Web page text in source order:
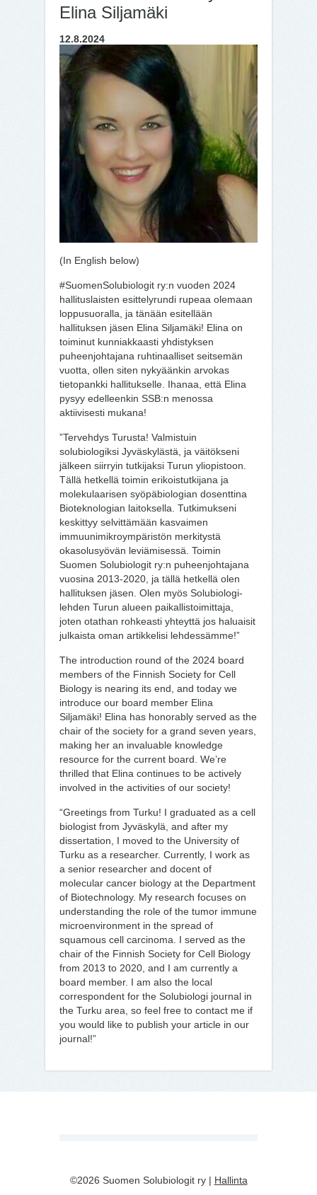
Elina Siljamäki
12.8.2024
(In English below)
#SuomenSolubiologit ry:n vuoden 2024
hallituslaisten esittelyrundi rupeaa olemaan
loppusuoralla, ja tänään esitellään
hallituksen jäsen Elina Siljamäki! Elina on
toiminut kunniakkaasti yhdistyksen
puheenjohtajana ruhtinaalliset seitsemän
vuotta, ollen siten nykyäänkin arvokas
tietopankki hallitukselle. Ihanaa, että Elina
pysyy edelleenkin SSB:n menossa
aktiivisesti mukana!
”Tervehdys Turusta! Valmistuin
solubiologiksi Jyväskylästä, ja väitökseni
jälkeen siirryin tutkijaksi Turun yliopistoon.
Tällä hetkellä toimin erikoistutkijana ja
molekulaarisen syöpäbiologian dosenttina
Bioteknologian laitoksella. Tutkimukseni
keskittyy selvittämään kasvaimen
immuunimikroympäristön merkitystä
okasolusyövän leviämisessä. Toimin
Suomen Solubiologit ry:n puheenjohtajana
vuosina 2013-2020, ja tällä hetkellä olen
hallituksen jäsen. Olen myös Solubiologi-
lehden Turun alueen paikallistoimittaja,
joten otathan rohkeasti yhteyttä jos haluaisit
julkaista oman artikkelisi lehdessämme!”
The introduction round of the 2024 board
members of the Finnish Society for Cell
Biology is nearing its end, and today we
introduce our board member Elina
Siljamäki! Elina has honorably served as the
chair of the society for a grand seven years,
making her an invaluable knowledge
resource for the current board. We’re
thrilled that Elina continues to be actively
involved in the activities of our society!
“Greetings from Turku! I graduated as a cell
biologist from Jyväskylä, and after my
dissertation, I moved to the University of
Turku as a researcher. Currently, I work as
a senior researcher and docent of
molecular cancer biology at the Department
of Biotechnology. My research focuses on
understanding the role of the tumor immune
microenvironment in the spread of
squamous cell carcinoma. I served as the
chair of the Finnish Society for Cell Biology
from 2013 to 2020, and I am currently a
board member. I am also the local
correspondent for the Solubiologi journal in
the Turku area, so feel free to contact me if
you would like to publish your article in our
journal!”
©2026 Suomen Solubiologit ry | Hallinta